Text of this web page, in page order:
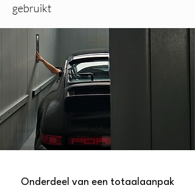
gebruikt
Onderdeel van een totaalaanpak